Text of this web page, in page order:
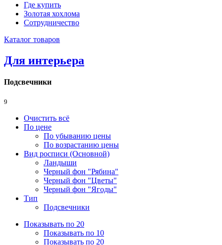
Где купить
Золотая хохлома
Сотрудничество
Каталог товаров
Для интерьера
Подсвечники
9
Очистить всё
По цене
По убыванию цены
По возрастанию цены
Вид росписи (Основной)
Ландыши
Черный фон "Рябина"
Черный фон "Цветы"
Черный фон "Ягоды"
Тип
Подсвечники
Показывать по 20
Показывать по 10
Показывать по 20